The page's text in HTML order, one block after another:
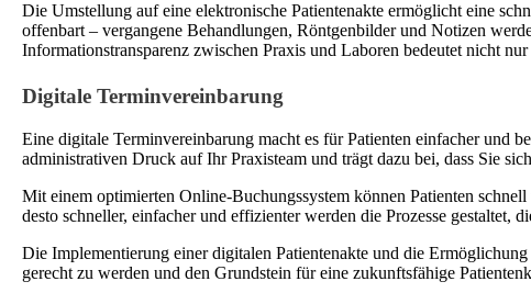
Die Umstellung auf eine elektronische Patientenakte ermöglicht eine
offenbart – vergangene Behandlungen, Röntgenbilder und Notizen
Informationstransparenz zwischen Praxis und Laboren bedeutet nicht
Digitale Terminvereinbarung
Eine digitale Terminvereinbarung macht es für Patienten einfacher und
administrativen Druck auf Ihr Praxisteam und trägt dazu bei, dass Sie
Mit einem optimierten Online-Buchungssystem können Patienten
desto schneller, einfacher und effizienter werden die Prozesse gestaltet,
Die Implementierung einer digitalen Patientenakte und die
gerecht zu werden und den Grundstein für eine zukunftsfähige